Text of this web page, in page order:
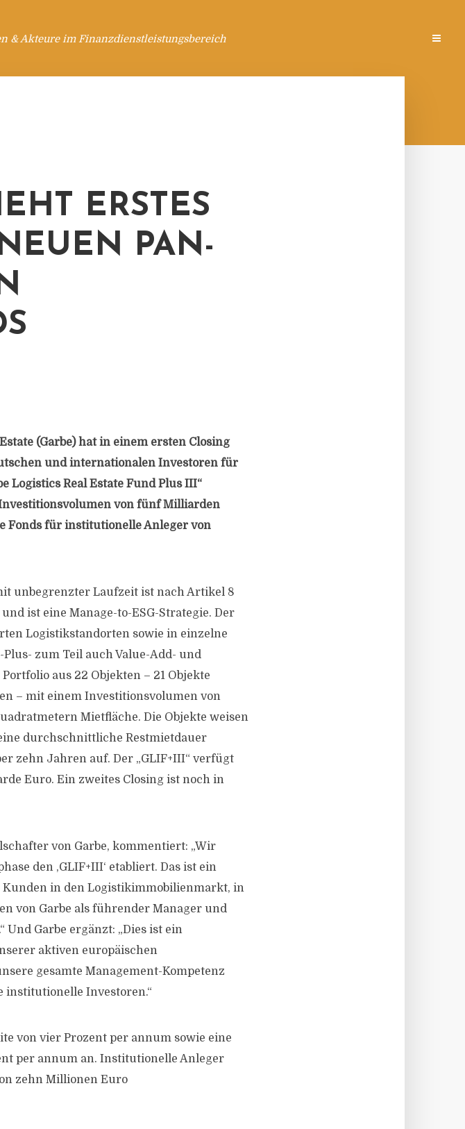
& Akteure im Finanzdienstleistungsbereich
ERSTES
PAN-
(Garbe) hat in einem ersten Closing
und internationalen Investoren für
Logistics Real Estate Fund Plus III“
von fünf Milliarden
Fonds für institutionelle Anleger von
unbegrenzter Laufzeit ist nach Artikel 8
ist eine Manage-to-ESG-Strategie. Der
Logistikstandorten sowie in einzelne
zum Teil auch Value-Add- und
aus 22 Objekten – 21 Objekte
– mit einem Investitionsvolumen von
Mietfläche. Die Objekte weisen
durchschnittliche Restmietdauer
zehn Jahren auf. Der „GLIF+III“ verfügt
Euro. Ein zweites Closing ist noch in
von Garbe, kommentiert: „Wir
den ,GLIF+III‘ etabliert. Das ist ein
in den Logistikimmobilienmarkt, in
von Garbe als führender Manager und
Garbe ergänzt: „Dies ist ein
aktiven europäischen
gesamte Management-Kompetenz
Investoren.“
von vier Prozent per annum sowie eine
per annum an. Institutionelle Anleger
zehn Millionen Euro